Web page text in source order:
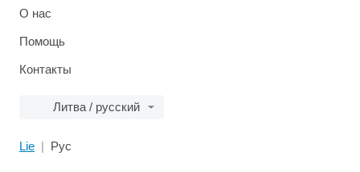
О нас
Помощь
Контакты
Литва / русский
Lie Рус